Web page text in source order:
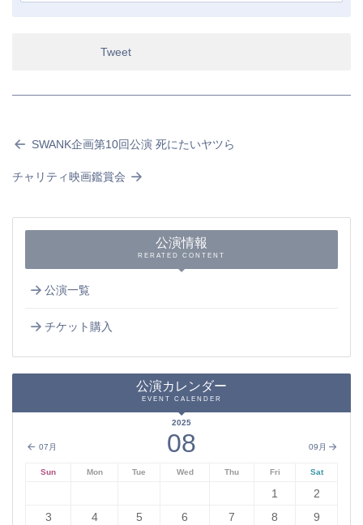
Tweet
SWANK企画第10回公演 死にたいヤツら
チャリティ映画鑑賞会
公演情報
RERATED CONTENT
公演一覧
チケット購入
公演カレンダー
EVENT CALENDER
07月 09月
2025
08
Sun Mon Tue Wed Thu Fri Sat
1
2
3
4 5 6 7 8
9